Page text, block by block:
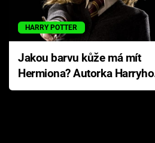
HARRY POTTER
Jakou barvu kůže má mít
Hermiona? Autorka Harryho
Pottera přišla s ráznou